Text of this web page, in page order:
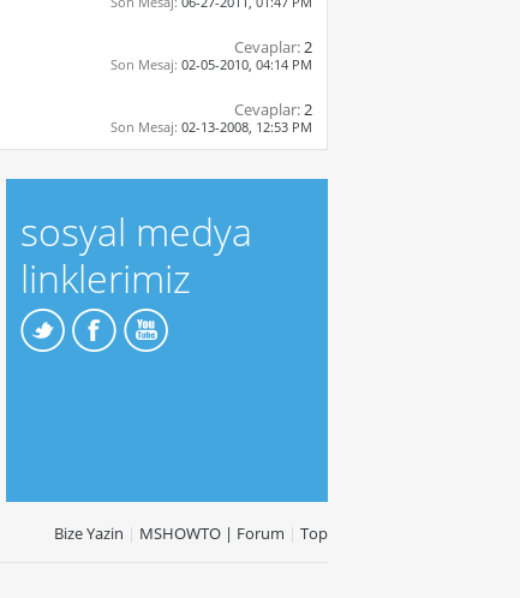
Cevaplar:2
Son Mesaj: 02-05-2010, 04:14 PM
Cevaplar:2
Son Mesaj: 02-13-2008, 12:53 PM
sosyal medya
linklerimiz
Bize Yazin | MSHOWTO | Forum | Top